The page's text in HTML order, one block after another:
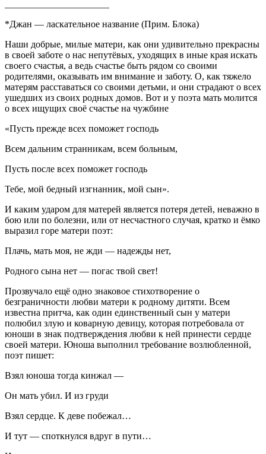
*Джан — ласкательное название (Прим. Блока)
Наши добрые, милые матери, как они удивительно прекрасны
в своей заботе о нас непутёвых, уходящих в иные края искать
своего счастья, а ведь счастье быть рядом со своими
родителями, оказывать им внимание и заботу. О, как тяжело
матерям расставаться со своими детьми, и они страдают о всех
ушедших из своих родных домов. Вот и у поэта мать молится
о всех ищущих своё счастье на чужбине
«Пусть прежде всех поможет господь
Всем дальним странникам, всем больным,
Пусть после всех поможет господь
Тебе, мой бедный изгнанник, мой сын».
И каким ударом для матерей является потеря детей, неважно в
бою или по болезни, или от несчастного случая, кратко и ёмко
выразил горе матери поэт:
Плачь, мать моя, не жди — надежды нет,
Родного сына нет — погас твой свет!
Прозвучало ещё одно знаковое стихотворение о
безграничности любви матери к родному дитяти. Всем
известна притча, как один единственный сын у матери
полюбил злую и коварную девицу, которая потребовала от
юноши в знак подтверждения любви к ней принести сердце
своей матери. Юноша выполнил требование возлюбленной,
поэт пишет:
Взял юноша тогда кинжал —
Он мать убил. И из груди
Взял сердце. К деве побежал…
И тут — споткнулся вдруг в пути…